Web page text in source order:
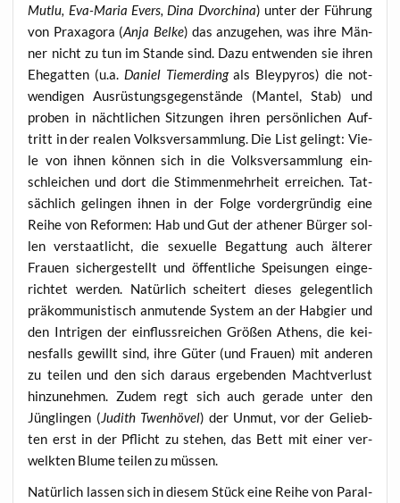
Mut­lu, Eva-Maria Evers, Dina Dvor­chi­na) unter der Füh­rung
von Pra­xa­go­ra (Anja Bel­ke) das anzu­ge­hen, was ihre Män­
ner nicht zu tun im Stan­de sind. Dazu ent­wen­den sie ihren
Ehe­gat­ten (u.a. Dani­el Tie­mer­dingals Bley­py­ros) die not­
wen­di­gen Aus­rüs­tungs­ge­gen­stän­de (Man­tel, Stab) und
pro­ben in nächt­li­chen Sit­zun­gen ihren per­sön­li­chen Auf­
tritt in der rea­len Volks­ver­samm­lung. Die List gelingt: Vie­
le von ihnen kön­nen sich in die Volks­ver­samm­lung ein­
schlei­chen und dort die Stim­men­mehr­heit errei­chen. Tat­
säch­lich gelin­gen ihnen in der Fol­ge vor­der­grün­dig eine
Rei­he von Refor­men: Hab und Gut der athe­ner Bür­ger sol­
len ver­staat­licht, die sexu­el­le Begat­tung auch älte­rer
Frau­en sicher­ge­stellt und öffent­li­che Spei­sun­gen ein­ge­
rich­tet wer­den. Natür­lich schei­tert die­ses gele­gent­lich
prä­kom­mu­nis­tisch anmu­ten­de Sys­tem an der Hab­gier und
den Intri­gen der ein­fluss­rei­chen Grö­ßen Athens, die kei­
nes­falls gewillt sind, ihre Güter (und Frau­en) mit ande­ren
zu tei­len und den sich dar­aus erge­ben­den Macht­ver­lust
hin­zu­neh­men. Zudem regt sich auch gera­de unter den
Jüng­lin­gen ( Judith Twen­hö­vel) der Unmut, vor der Gelieb­
ten erst in der Pflicht zu ste­hen, das Bett mit einer ver­
welk­ten Blu­me tei­len zu müssen.
Natür­lich las­sen sich in die­sem Stück eine Rei­he von Par­al­